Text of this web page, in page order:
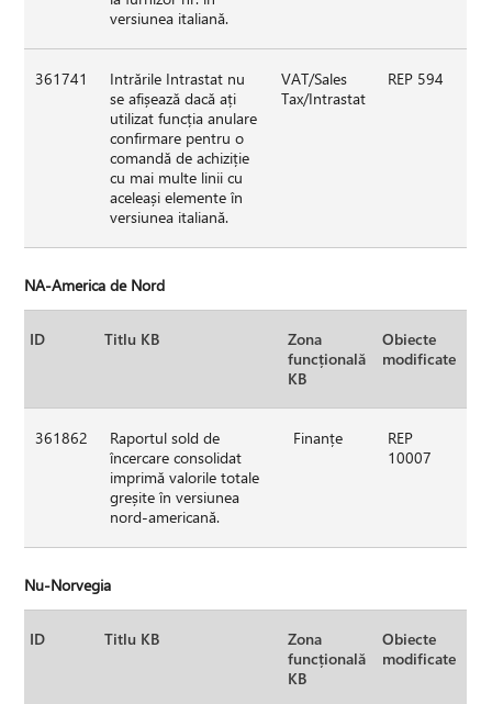
versiunea italiană.
361741
Intrările Intrastat nu
se afișează dacă ați
utilizat funcția anulare
confirmare pentru o
comandă de achiziție
cu mai multe linii cu
aceleași elemente în
versiunea italiană.
VAT/Sales
Tax/Intrastat
REP 594
NA-America de Nord
ID Titlu KB
Zona
funcțională
KB
Obiecte
modificate
361862
Raportul sold de
încercare consolidat
imprimă valorile totale
greșite în versiunea
nord-americană.
Finanțe
REP
10007
Nu-Norvegia
ID Titlu KB
Zona
funcțională
KB
Obiecte
modificate